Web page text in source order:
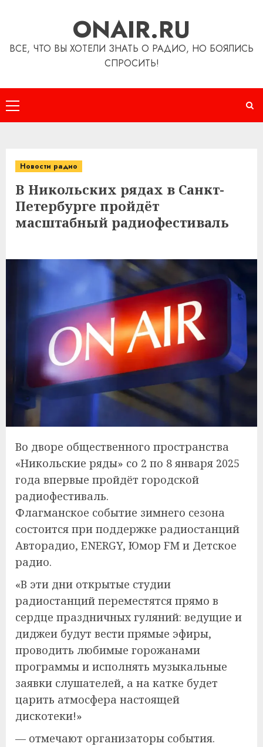
ONAIR.RU
ВСЕ, ЧТО ВЫ ХОТЕЛИ ЗНАТЬ О РАДИО, НО БОЯЛИСЬ
СПРОСИТЬ!
Основное
меню
Новости радио
В Никольских рядах в Санкт-
Петербурге пройдёт
масштабный радиофестиваль
Во дворе общественного пространства
«Никольские ряды» со 2 по 8 января 2025
года впервые пройдёт городской
радиофестиваль.
Флагманское событие зимнего сезона
состоится при поддержке радиостанций
Авторадио, ENERGY, Юмор FM и Детское
радио.
«В эти дни открытые студии
радиостанций переместятся прямо в
сердце праздничных гуляний: ведущие и
диджеи будут вести прямые эфиры,
проводить любимые горожанами
программы и исполнять музыкальные
заявки слушателей, а на катке будет
царить атмосфера настоящей
дискотеки!»
— отмечают организаторы события.